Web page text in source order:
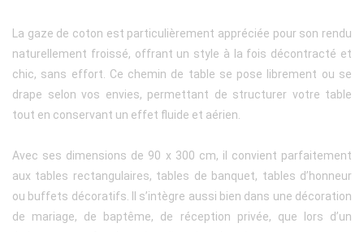
La gaze de coton est particulièrement appréciée pour son rendu
naturellement froissé, offrant un style à la fois décontracté et
chic, sans effort. Ce chemin de table se pose librement ou se
drape selon vos envies, permettant de structurer votre table
tout en conservant un effet fluide et aérien.
Avec ses dimensions de 90 x 300 cm, il convient parfaitement
aux tables rectangulaires, tables de banquet, tables d’honneur
ou buffets décoratifs. Il s’intègre aussi bien dans une décoration
de mariage, de baptême, de réception privée, que lors d’un